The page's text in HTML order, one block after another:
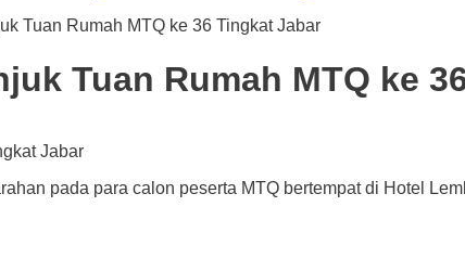
Tuan Rumah MTQ ke 36 Tingkat Jabar
Tuan Rumah MTQ ke
pada para calon peserta MTQ bertempat di Hotel